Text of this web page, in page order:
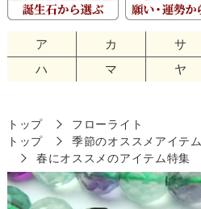
ア カ サ
ハ
マ ヤ
トップ
フローライト
トップ
季節のオススメアイテム
春にオススメのアイテム特集